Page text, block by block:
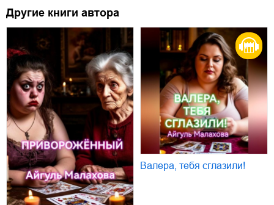
Другие книги автора
Валера, тебя сглазили!